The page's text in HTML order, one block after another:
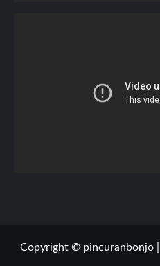
Copyright © pincuranbonjo